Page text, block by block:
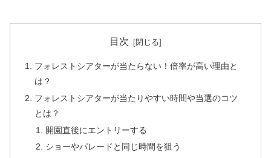
目次
フォレストシアターが当たらない！倍率が高い理由と
は？
フォレストシアターが当たりやすい時間や当選のコツ
とは？
開園直後にエントリーする
ショーやパレードと同じ時間を狙う